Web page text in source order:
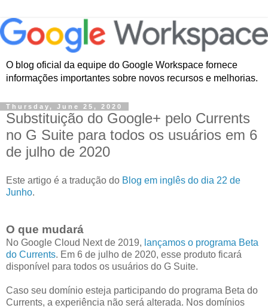
O blog oficial da equipe do Google Workspace fornece
informações importantes sobre novos recursos e melhorias.
Thursday, June 25, 2020
Substituição do Google+ pelo Currents
no G Suite para todos os usuários em 6
de julho de 2020
Este artigo é a tradução do Blog em inglês do dia 22 de
Junho.
O que mudará
No Google Cloud Next de 2019, lançamos o programa Beta
do Currents. Em 6 de julho de 2020, esse produto ficará
disponível para todos os usuários do G Suite.
Caso seu domínio esteja participando do programa Beta do
Currents, a experiência não será alterada. Nos domínios